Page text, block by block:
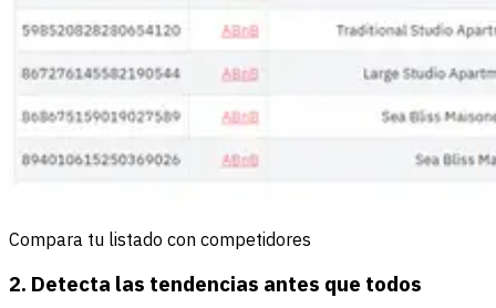
Compara tu listado con competidores
2. Detecta las tendencias antes que todos